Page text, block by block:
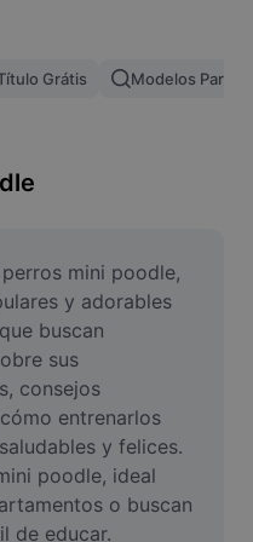
Grátis Modelos Para
mini poodle,
y adorables
buscan
sus
consejos
entrenarlos
y felices.
poodle, ideal
o buscan
de educar.